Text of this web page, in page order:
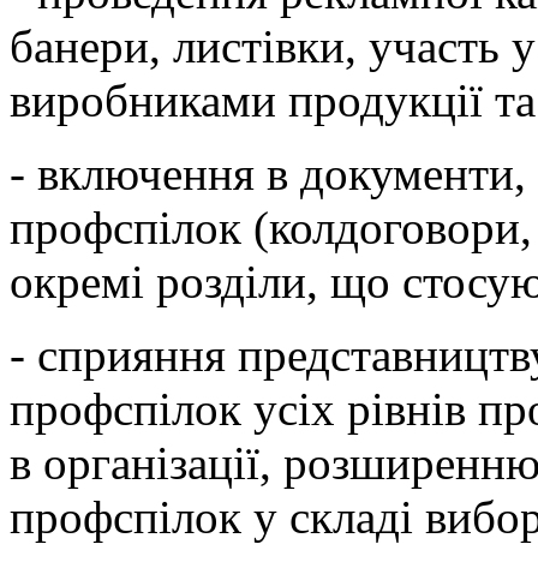
банери, листівки, участь
виробниками продукції
- включення в документи,
профспілок
окремі розділи, що
- сприяння
профспілок усіх рівнів
в організації,
профспілок у складі